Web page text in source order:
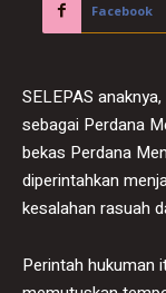
Facebook
SELEPAS
sebagai Perdana
bekas Perdana
diperintahkan
kesalahan rasuah
Perintah hukuman